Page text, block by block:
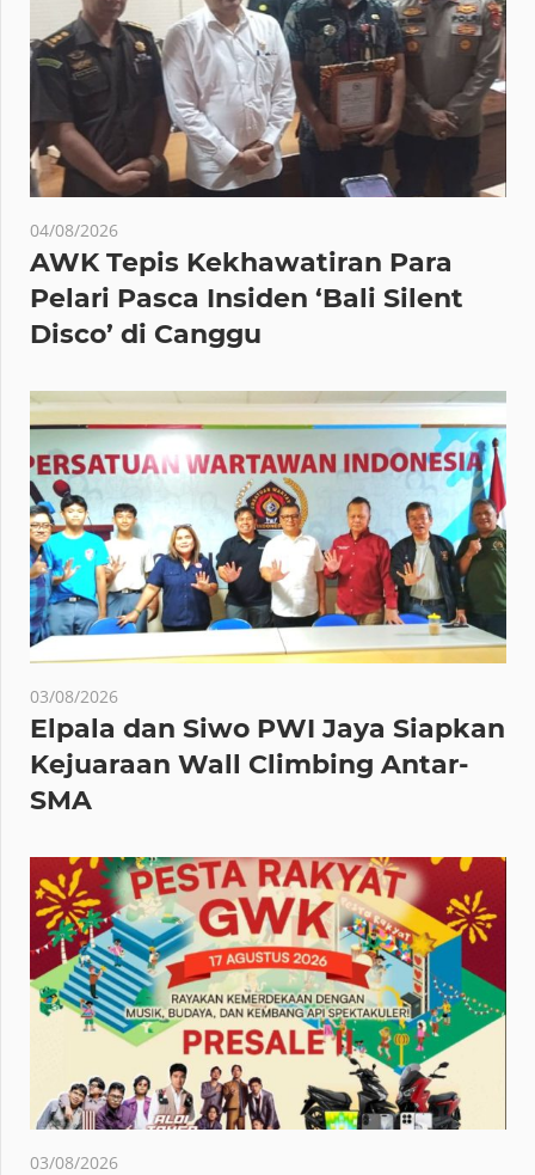
04/08/2026
AWK Tepis Kekhawatiran Para
Pelari Pasca Insiden ‘Bali Silent
Disco’ di Canggu
03/08/2026
Elpala dan Siwo PWI Jaya Siapkan
Kejuaraan Wall Climbing Antar-
SMA
03/08/2026